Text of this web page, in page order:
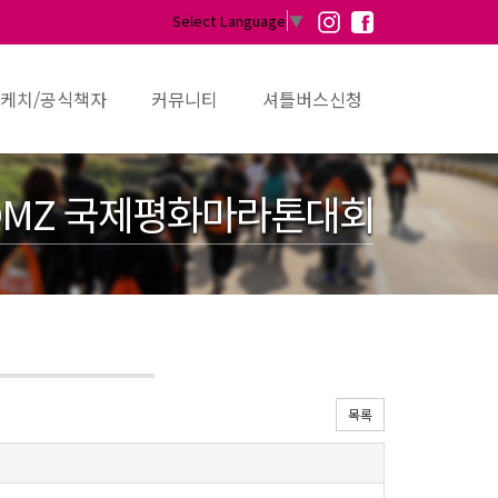
Select Language ▼
치/공식책자 커뮤니티 셔틀버스신청
국제평화마라톤대회
목록